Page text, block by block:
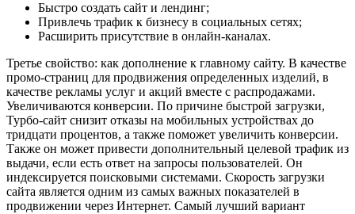
Быстро создать сайт и лендинг;
Привлечь трафик к бизнесу в социальных сетях;
Расширить присутствие в онлайн-каналах.
Третье свойство: как дополнение к главному сайту. В качестве
промо-страниц для продвижения определенных изделий, в
качестве рекламы услуг и акций вместе с распродажами.
Увеличиваются конверсии. По причине быстрой загрузки,
Турбо-сайт снизит отказы на мобильных устройствах до
тридцати процентов, а также поможет увеличить конверсии.
Также он может привести дополнительный целевой трафик из
выдачи, если есть ответ на запросы пользователей. Он
индексируется поисковыми системами. Скорость загрузки
сайта является одним из самых важных показателей в
продвижении через Интернет. Самый лучший вариант